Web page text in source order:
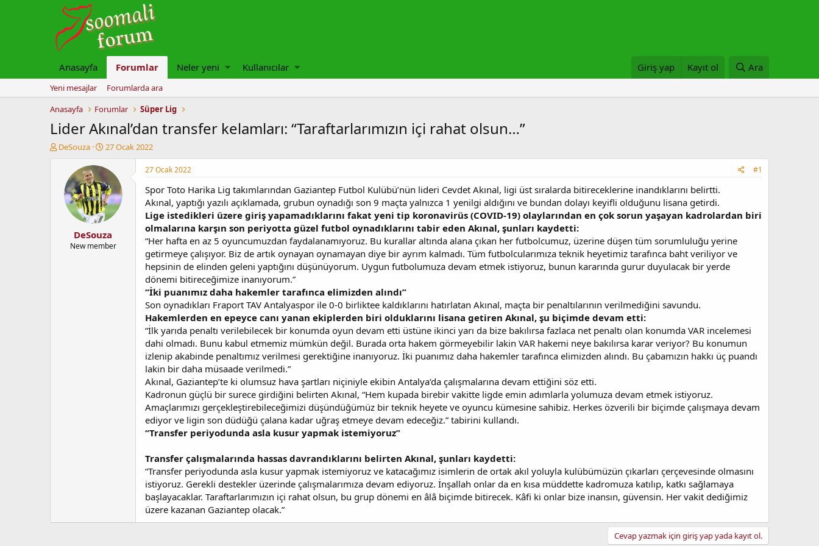
Anasayfa Forumlar Neler yeni Kullanıcılar Giriş yap Kayıt ol Ara
Yeni mesajlar
Forumlarda ara
Anasayfa
Forumlar Süper Lig
Lider Akınal’dan transfer kelamları: “Taraftarlarımızın içi rahat olsun…”
K
DeSouza
B
ş
l
a
n
g
ı
ç
t
27 Ocak 2022
DeSouza
New member
27 Ocak 2022 #1
Spor Toto Harika Lig takımlarından Gaziantep Futbol Kulübü’nün lideri Cevdet Akınal, ligi üst sıralarda bitireceklerine inandıklarını belirtti.
Akınal, yaptığı yazılı açıklamada, grubun oynadığı son 9 maçta yalnızca 1 yenilgi aldığını ve bundan dolayı keyifli olduğunu lisana getirdi.
Lige istedikleri üzere giriş yapamadıklarını fakat yeni tip koronavirüs (COVID-19) olaylarından en çok sorun yaşayan kadrolardan biri
olmalarına karşın son periyotta güzel futbol oynadıklarını tabir eden Akınal, şunları kaydetti:
“Her hafta en az 5 oyuncumuzdan faydalanamıyoruz. Bu kurallar altında alana çıkan her futbolcumuz, üzerine düşen tüm sorumluluğu yerine
getirmeye çalışıyor. Biz de artık oynayan oynamayan diye bir ayrım kalmadı. Tüm futbolcularımıza teknik heyetimiz tarafınca baht veriliyor ve
hepsinin de elinden geleni yaptığını düşünüyorum. Uygun futbolumuza devam etmek istiyoruz, bunun kararında gurur duyulacak bir yerde
dönemi bitireceğimize inanıyorum.”
“İki puanımız daha hakemler tarafınca elimizden alındı”
Son oynadıkları Fraport TAV Antalyaspor ile 0-0 birliktee kaldıklarını hatırlatan Akınal, maçta bir penaltılarının verilmediğini savundu.
Hakemlerden en epeyce canı yanan ekiplerden biri olduklarını lisana getiren Akınal, şu biçimde devam etti:
“İlk yarıda penaltı verilebilecek bir konumda oyun devam etti üstüne ikinci yarı da bize bakılırsa fazlaca net penaltı olan konumda VAR incelemesi
dahi olmadı. Bunu kabul etmemiz mümkün değil. Burada orta hakem görmeyebilir lakin VAR hakemi neye bakılırsa karar veriyor? Bu konumun
izlenip akabinde penaltımız verilmesi gerektiğine inanıyoruz. İki puanımız daha hakemler tarafınca elimizden alındı. Bu çabamızın hakkı üç puandı
lakin bir daha müsaade verilmedi.”
Akınal, Gaziantep’te ki olumsuz hava şartları niçiniyle ekibin Antalya’da çalışmalarına devam ettiğini söz etti.
Kadronun güçlü bir surece girdiğini belirten Akınal, “Hem kupada birebir vakitte ligde emin adımlarla yolumuza devam etmek istiyoruz.
Amaçlarımızı gerçekleştirebileceğimizi düşündüğümüz bir teknik heyete ve oyuncu kümesine sahibiz. Herkes özverili bir biçimde çalışmaya devam
ediyor ve ligin son düdüğü çalana kadar uğraş etmeye devam edeceğiz.” tabirini kullandı.
“Transfer periyodunda asla kusur yapmak istemiyoruz”
Transfer çalışmalarında hassas davrandıklarını belirten Akınal, şunları kaydetti:
“Transfer periyodunda asla kusur yapmak istemiyoruz ve katacağımız isimlerin de ortak akıl yoluyla kulübümüzün çıkarları çerçevesinde olmasını
istiyoruz. Gerekli destekler üzerinde çalışmalarımıza devam ediyoruz. İnşallah onlar da en kısa müddette kadromuza katılıp, katkı sağlamaya
başlayacaklar. Taraftarlarımızın içi rahat olsun, bu grup dönemi en âlâ biçimde bitirecek. Kâfi ki onlar bize inansın, güvensin. Her vakit dediğimiz
üzere kazanan Gaziantep olacak.”
Cevap yazmak için giriş yap yada kayıt ol.